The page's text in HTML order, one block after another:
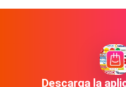
Descarga la